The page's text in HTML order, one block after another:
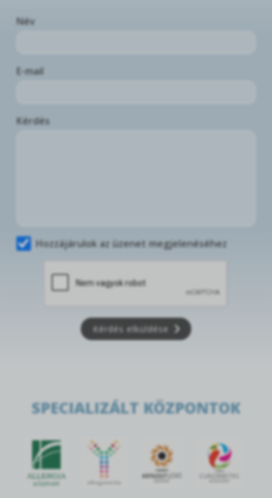
Név
E-mail
Kérdés
Hozzájárulok az üzenet megjelenéséhez
Kérdés elküldése
SPECIALIZÁLT KÖZPONTOK